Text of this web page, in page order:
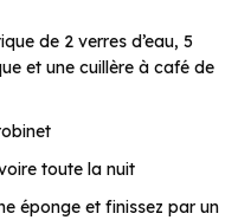
de 2 verres d’eau, 5
et une cuillère à café de
toute la nuit
éponge et finissez par un